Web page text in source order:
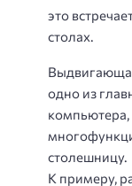
это
столах.
одно из
компьютера,
столешницу.
К примеру,